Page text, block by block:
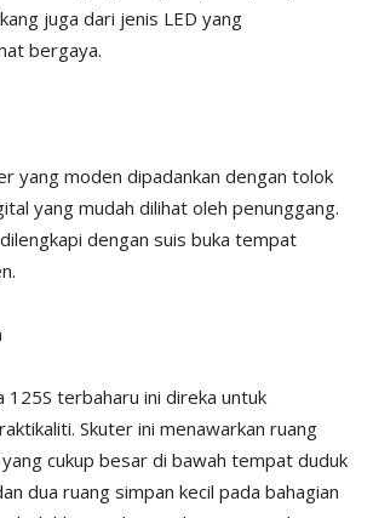
juga dari jenis LED yang
bergaya.
yang moden dipadankan dengan tolok
yang mudah dilihat oleh penunggang.
dengan suis buka tempat
125S terbaharu ini direka untuk
Skuter ini menawarkan ruang
cukup besar di bawah tempat duduk
dua ruang simpan kecil pada bahagian